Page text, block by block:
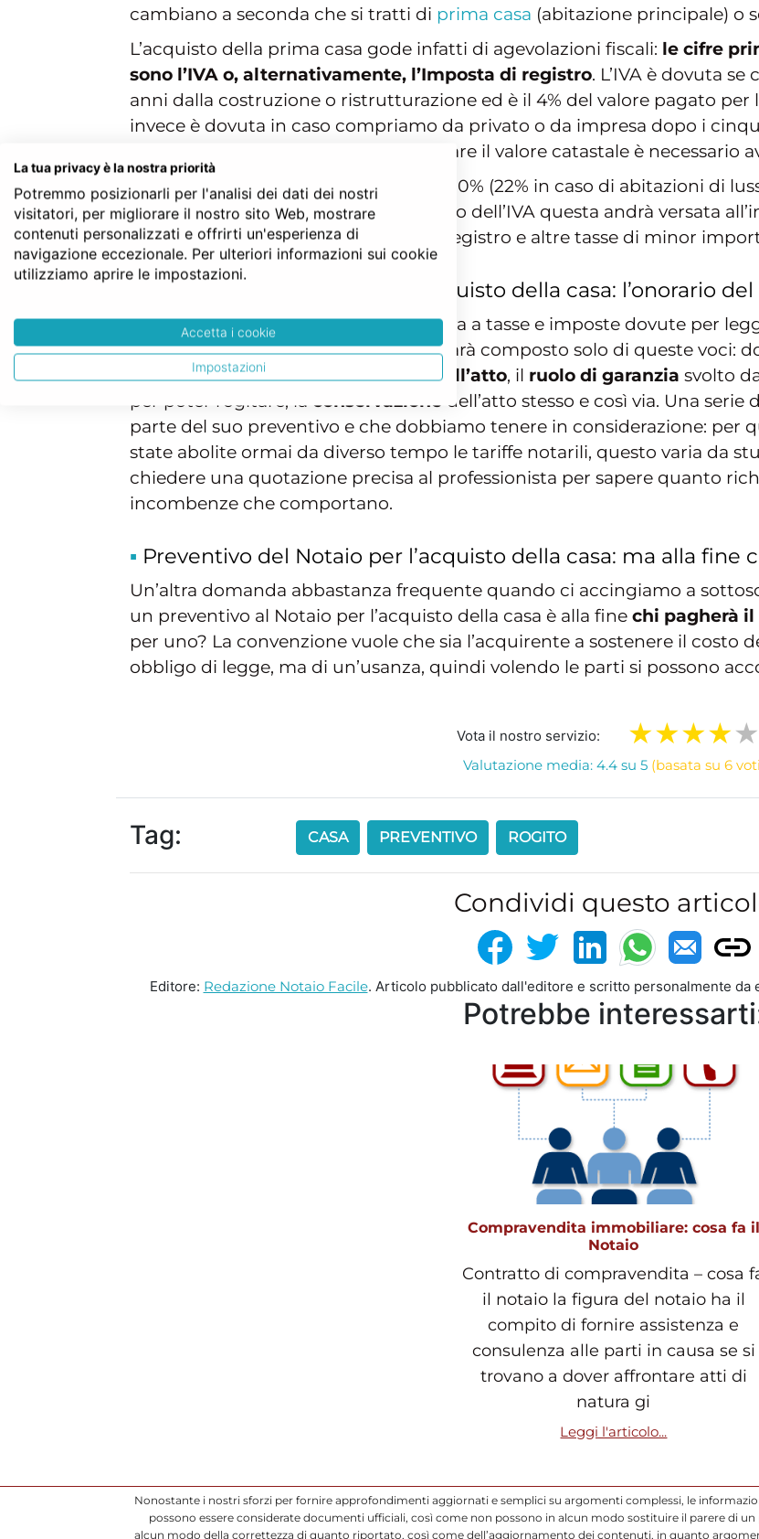
cambiano a seconda che si tratti di prima casa (abitazione principale) o
L’acquisto della prima casa gode infatti di agevolazioni fiscali: le cifre
sono l’IVA o, alternativamente, l’Imposta di registro. L’IVA è dovuta
anni dalla costruzione o ristrutturazione ed è il 4% del valore pagato per
invece è dovuta in caso compriamo da privato o da impresa dopo i
catastale rivalutato del 5% (per calcolare il valore catastale è necessario
In caso diseconda casal’IVA passa al 10% (22% in caso di abitazioni di
Attenzione però: in caso di pagamento dell’IVA questa andrà versata
provvederà a riscuotere l’Imposta di registro e altre tasse di minor
Preventivo del Notaio per l’acquisto della casa: l’onorario
Abbiamo dunque visto la parte relativa a tasse e imposte dovute per
Notaio per l’acquisto della casa non sarà composto solo di queste voci:
valore dellaconsulenza, lastesura dell’atto, il ruolo di garanzia svolto
per poter rogitare, la conservazione dell’atto stesso e così via. Una
parte del suo preventivo e che dobbiamo tenere in considerazione: per
state abolite ormai da diverso tempo le tariffe notarili, questo varia da
chiedere una quotazione precisa al professionista per sapere quanto
incombenze che comportano.
Preventivo del Notaio per l’acquisto della casa: ma alla fine
Un’altra domanda abbastanza frequente quando ci accingiamo a
un preventivo al Notaio per l’acquisto della casa è alla fine chi pagherà il
per uno? La convenzione vuole che sia l’acquirente a sostenere il costo
obbligo di legge, ma di un’usanza, quindi volendo le parti si possono
Vota il nostro servizio:
Valutazione media: 4.4 su 5 (basata su 6
Tag: CASA PREVENTIVO ROGITO
Condividi questo
Editore: Redazione Notaio Facile. Articolo pubblicato dall'editore e scritto personalmente
Potrebbe
Compravendita immobiliare: cosa fa il
Notaio
Contratto di compravendita – cosa
il notaio la figura del notaio ha il
compito di fornire assistenza e
consulenza alle parti in causa se si
trovano a dover affrontare atti di
natura gi
Leggi l'articolo...
Nonostante i nostri sforzi per fornire approfondimenti aggiornati e semplici su argomenti complessi, le
possono essere considerate documenti ufficiali, così come non possono in alcun modo sostituire il parere di
alcun modo della correttezza di quanto riportato, così come dell’aggiornamento dei contenuti, in quanto
La tua privacy è la nostra priorità
Potremmo posizionarli per l'analisi dei dati dei nostri
visitatori, per migliorare il nostro sito Web, mostrare
contenuti personalizzati e offrirti un'esperienza di
navigazione eccezionale. Per ulteriori informazioni sui cookie
utilizziamo aprire le impostazioni.
Accetta i cookie
Impostazioni